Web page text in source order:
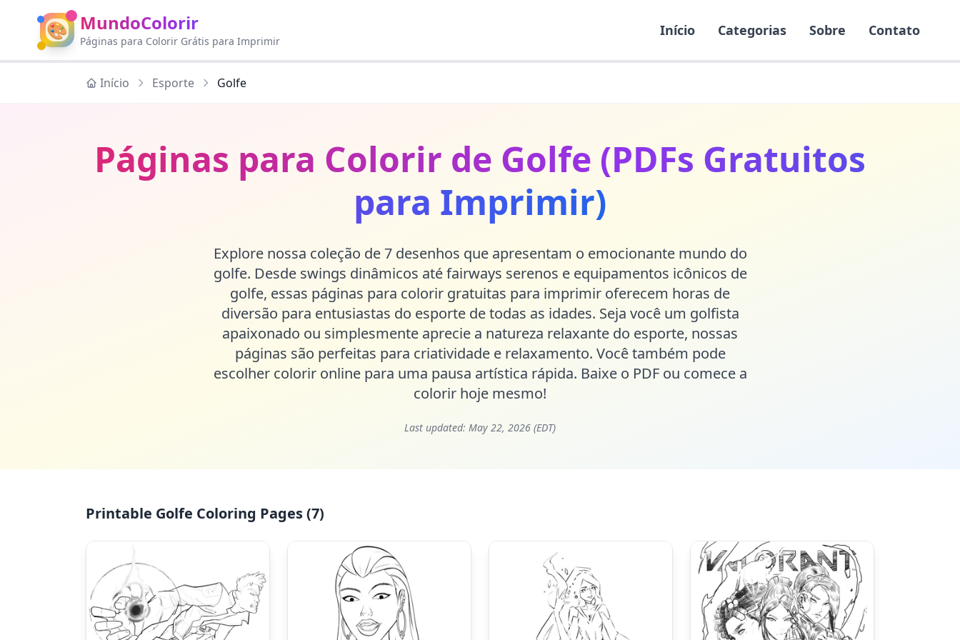
🎨 MundoColorir
Páginas para Colorir Grátis para Imprimir
Início Categorias Sobre Contato
Início Esporte Golfe
Páginas para Colorir de Golfe (PDFs Gratuitos
para Imprimir)
Explore nossa coleção de 7 desenhos que apresentam o emocionante mundo do
golfe. Desde swings dinâmicos até fairways serenos e equipamentos icônicos de
golfe, essas páginas para colorir gratuitas para imprimir oferecem horas de
diversão para entusiastas do esporte de todas as idades. Seja você um golfista
apaixonado ou simplesmente aprecie a natureza relaxante do esporte, nossas
páginas são perfeitas para criatividade e relaxamento. Você também pode
escolher colorir online para uma pausa artística rápida. Baixe o PDF ou comece a
colorir hoje mesmo!
Last updated: May 22, 2026 (EDT)
Printable Golfe Coloring Pages (7)